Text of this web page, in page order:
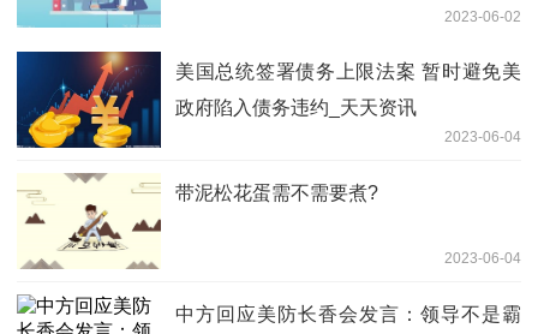
2023-06-02
美国总统签署债务上限法案 暂时避免美
政府陷入债务违约_天天资讯
2023-06-04
带泥松花蛋需不需要煮?
2023-06-04
中方回应美防长香会发言：领导不是霸